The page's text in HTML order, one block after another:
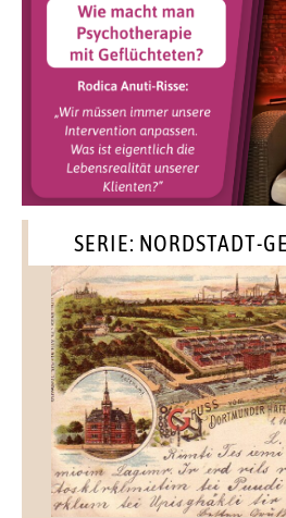
SERIE: NORDSTADT-